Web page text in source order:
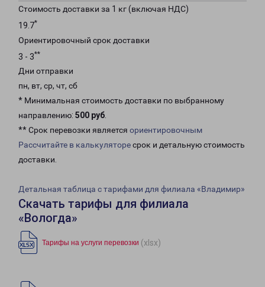
Стоимость доставки за 1 кг (включая НДС)
19.7*
Ориентировочный срок доставки
3 - 3**
Дни отправки
пн, вт, ср, чт, сб
* Минимальная стоимость доставки по выбранному
направлению: 500 руб.
** Срок перевозки является ориентировочным
Рассчитайте в калькуляторесрок и детальную стоимость
доставки.
Детальная таблица с тарифами для филиала «Владимир»
Скачать тарифы для филиала
«Вологда»
Тарифы на услуги перевозки (xlsx)